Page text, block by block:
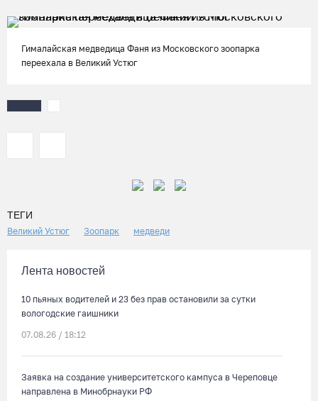
Гималайская медведица Фаня из Московского зоопарка
переехала в Великий Устюг
ТЕГИ
Великий Устюг Зоопарк медведи
Лента новостей
10 пьяных водителей и 23 без прав остановили за сутки
вологодские гаишники
07.08.26 / 18:12
Заявка на создание университетского кампуса в Череповце
направлена в Минобрнауки РФ